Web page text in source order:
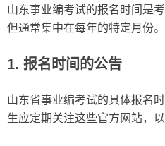
山东事业编考试的报名时间是
但通常集中在每年的特定月份
1. 报名时间的公告
山东省事业编考试的具体报名
生应定期关注这些官方网站，